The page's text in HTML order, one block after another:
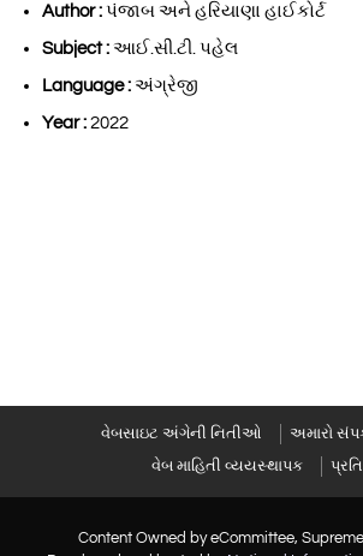
Author : પંજાબ અને હરિયાણા હાઈકોર્ટ
Subject : આઈ.સી.ટી. પહેલ
Language : અંગ્રેજી
Year : 2022
વેબસાઇટ અંગેની નિતીઓ અમારો
વેબ માહિતી વ્યયસ્થાપક
Content Owned by eCommittee,